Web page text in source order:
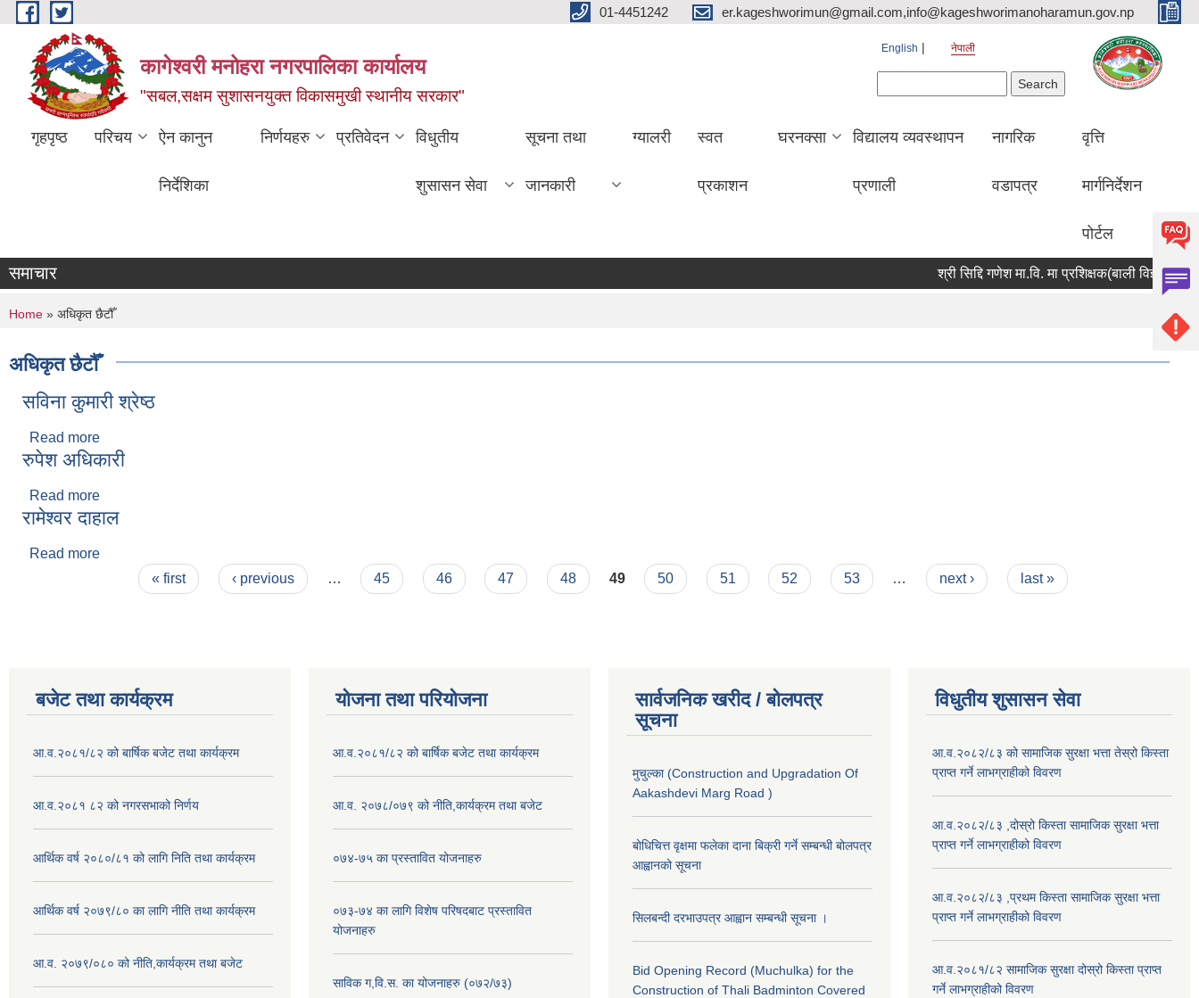
Skip to main content 01-4451242 er.kageshworimun@gmail.com,info@kageshworimanoharamun.gov.np
कागेश्वरी मनोहरा नगरपालिका कार्यालय
"सबल,सक्षम सुशासनयुक्त विकासमुखी स्थानीय सरकार"
English नेपाली
गृहपृष्ठ परिचय ऐन कानुन
निर्देशिका
निर्णयहरु प्रतिवेदन विधुतीय
शुसासन सेवा
सूचना तथा
जानकारी
ग्यालरी स्वत
प्रकाशन
घरनक्सा विद्यालय व्यवस्थापन
प्रणाली
नागरिक
वडापत्र
वृत्ति
मार्गनिर्देशन
पोर्टल
समाचार श्री सिद्दि गणेश मा.वि. मा प्रशिक्षक(बाली विज्ञान)
You are here
Home » अधिकृत छैटौँ
अधिकृत छैटौँ
सविना कुमारी श्रेष्ठ
Read more
रुपेश अधिकारी
Read more
रामेश्वर दाहाल
Read more
« first ‹ previous … 45 46 47 48 49 50 51 52 53 … next › last »
बजेट तथा कार्यक्रम
आ.व.२०८१/८२ को बार्षिक बजेट तथा कार्यक्रम
आ.व.२०८१ ८२ को नगरसभाको निर्णय
आर्थिक वर्ष २०८०/८१ को लागि निति तथा कार्यक्रम
आर्थिक वर्ष २०७९/८० का लागि नीति तथा कार्यक्रम
आ.व. २०७९/०८० को नीति,कार्यक्रम तथा बजेट
योजना तथा परियोजना
आ.व.२०८१/८२ को बार्षिक बजेट तथा कार्यक्रम
आ.व. २०७८/०७९ को नीति,कार्यक्रम तथा बजेट
०७४-७५ का प्रस्तावित योजनाहरु
०७३-७४ का लागि विशेष परिषदबाट प्रस्तावित
योजनाहरु
साविक ग,वि.स. का योजनाहरु (०७२/७३)
सार्वजनिक खरीद / बोलपत्र
सूचना
मुचुल्का (Construction and Upgradation Of
Aakashdevi Marg Road )
बोधिचित्त वृक्षमा फलेका दाना बिक्री गर्ने सम्बन्धी बोलपत्र
आह्वानको सूचना
सिलबन्दी दरभाउपत्र आह्वान सम्बन्धी सूचना ।
Bid Opening Record (Muchulka) for the
Construction of Thali Badminton Covered
विधुतीय शुसासन सेवा
आ.व.२०८२/८३ को सामाजिक सुरक्षा भत्ता तेस्रो किस्ता
प्राप्त गर्ने लाभग्राहीको विवरण
आ.व.२०८२/८३ ,दोस्रो किस्ता सामाजिक सुरक्षा भत्ता
प्राप्त गर्ने लाभग्राहीको विवरण
आ.व.२०८२/८३ ,प्रथम किस्ता सामाजिक सुरक्षा भत्ता
प्राप्त गर्ने लाभग्राहीको विवरण
आ.व.२०८१/८२ सामाजिक सुरक्षा दोस्रो किस्ता प्राप्त
गर्ने लाभग्राहीको विवरण